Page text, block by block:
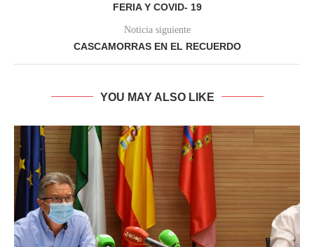
FERIA Y COVID- 19
Noticia siguiente
CASCAMORRAS EN EL RECUERDO
YOU MAY ALSO LIKE